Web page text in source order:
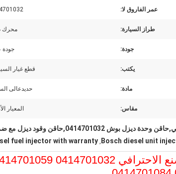
عمر الفاروق لا:
طراز السيارة: محرك
جودة: جودة
يكتب: قطع غيار
مادة: حديدعالى
مقاس: المعيار
0414701032,حاقن وقود ديزل مع ضمان
Bosch diesel unit
,
fuel injector with warranty
حاقن وحدة وقود الديزل الأصلي من المصنع الاحترافي 0414701032